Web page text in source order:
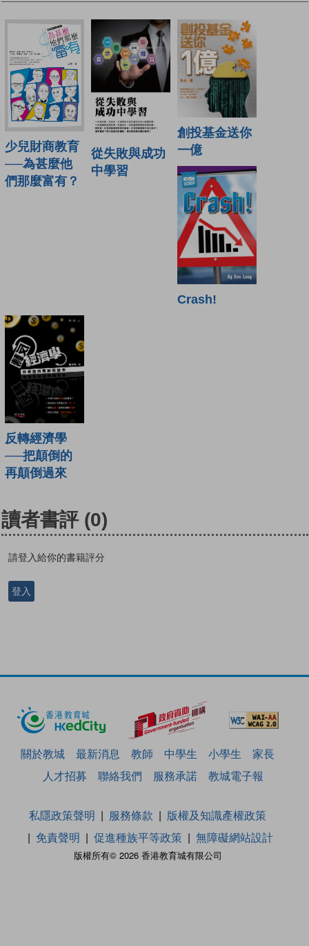
少兒財商教育
──為甚麼他
們那麼富有？
從失敗與成功
中學習
創投基金送你
一億
Crash!
反轉經濟學
──把顛倒的
再顛倒過來
讀者書評 (0)
請登入給你的書籍評分
登入
關於教城 最新消息 教師 中學生 小學生
家長
人才招募
聯絡我們 服務承諾 教城電子報
版權所有© 2026 香港教育城有限公司
私隱政策聲明 服務條款
版權及知識產權政策
免責聲明
促進種族平等政策 無障礙網站設計